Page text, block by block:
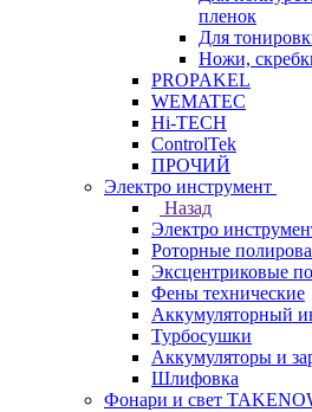
пленок
Для
Ножи,
PROPAKEL
WEMATEC
Hi-TECH
ControlTek
ПРОЧИЙ
Электро инструмент
Назад
Электро
Роторные
Эксцентриковые
Фены технические
Аккумуляторный
Турбосушки
Аккумуляторы и
Шлифовка
Фонари и свет